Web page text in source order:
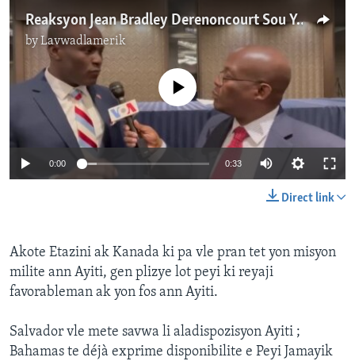
Reaksyon Jean Bradley Derenoncourt Sou Yon Evantyèl Entèvensyo Militè an Ayiti
byLavwadlamerik
No media source currently available
0:00 0:33
Direct link
Akote Etazini ak Kanada ki pa vle pran tet yon misyon
milite ann Ayiti, gen plizye lot peyi ki reyaji
favorableman ak yon fos ann Ayiti.
Salvador vle mete savwa li aladispozisyon Ayiti ;
Bahamas te déjà exprime disponibilite e Peyi Jamayik